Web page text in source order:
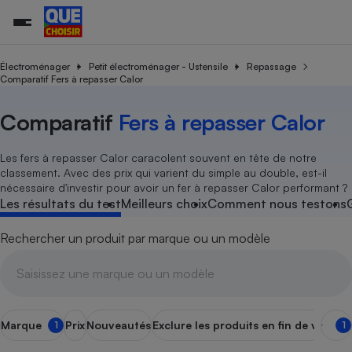
Électroménager Petit électroménager - Ustensile
Repassage
Comparatif Fers à repasser Calor
Comparatif Fers à repasser Calor
Les fers à repasser Calor caracolent souvent en tête de notre
classement. Avec des prix qui varient du simple au double, est-il
nécessaire d'investir pour avoir un fer à repasser Calor performant ?
Les résultats du testMeilleurs choixComment nous testons
Rechercher un produit par marque ou un modèle
Marque 1 PrixNouveautésExclure les produits en fin de vie 1
Additifs
Magasin - Grande surface
Marketing - Fidélisation
Organismes de défense
Eau
Achat - Vente - Travaux
Copropriété
Location
Sport
Vacances - Tourisme
électrique
Démarche administrative
Famille
Senior
Service marchand
Train
Toutes les actualités
Guides d'achat
Conseils
Brèves
Tous les services
Soumettre un litige
Lettres types
Rencontrer une association locale
Tous nos combats
Nos grandes victoires
Les billets de la présidente
Nos associations locales
Nous rejoindre
En savoir plus sur Que Choisir Ensemble
nous ?
L’association
Notre méthodologie
Notre financement
Nos partenaires
Nous rejoindre